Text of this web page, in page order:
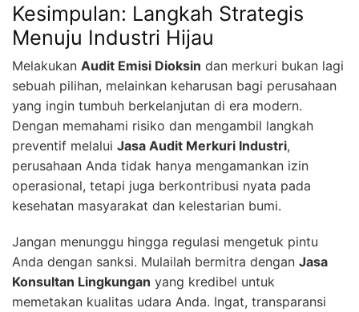
Kesimpulan: Langkah Strategis
Menuju Industri Hijau
Melakukan Audit Emisi Dioksin dan merkuri bukan lagi
sebuah pilihan, melainkan keharusan bagi perusahaan
yang ingin tumbuh berkelanjutan di era modern.
Dengan memahami risiko dan mengambil langkah
preventif melalui Jasa Audit Merkuri Industri,
perusahaan Anda tidak hanya mengamankan izin
operasional, tetapi juga berkontribusi nyata pada
kesehatan masyarakat dan kelestarian bumi.
Jangan menunggu hingga regulasi mengetuk pintu
Anda dengan sanksi. Mulailah bermitra dengan Jasa
Konsultan Lingkungan yang kredibel untuk
memetakan kualitas udara Anda. Ingat, transparansi